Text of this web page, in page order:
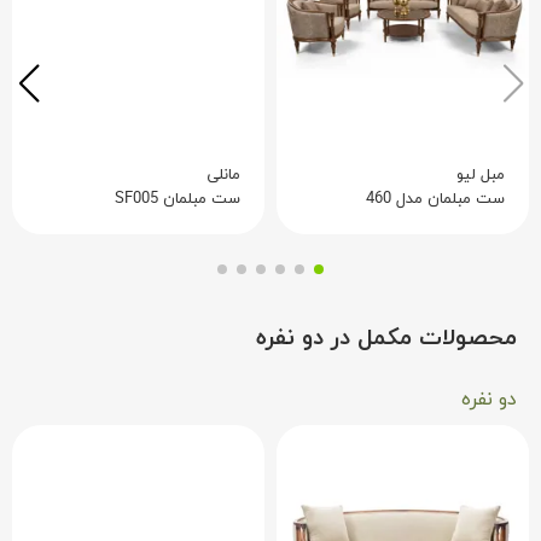
مبل لیو
ست مبلمان مدل 460
مانلی
ست مبلمان SF005
محصولات مکمل در دو نفره
دو نفره